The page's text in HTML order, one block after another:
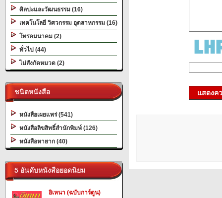
ศิลปะและวัฒนธรรม (16)
เทคโนโลยี วิศวกรรม อุตสาหกรรม (16)
โทรคมนาคม (2)
ทั่วไป (44)
ไม่สังกัดหมวด (2)
ชนิดหนังสือ
หนังสือเผยแพร่ (541)
หนังสือลิขสิทธิ์สำนักพิมพ์ (126)
หนังสือหายาก (40)
5 อันดับหนังสือยอดนิยม
อิเหนา (ฉบับการ์ตูน)
แสดงค